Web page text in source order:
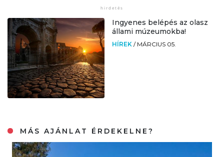
Ingyenes belépés az olasz
állami múzeumokba!
HÍREK / MÁRCIUS 05.
MÁS AJÁNLAT ÉRDEKELNE?